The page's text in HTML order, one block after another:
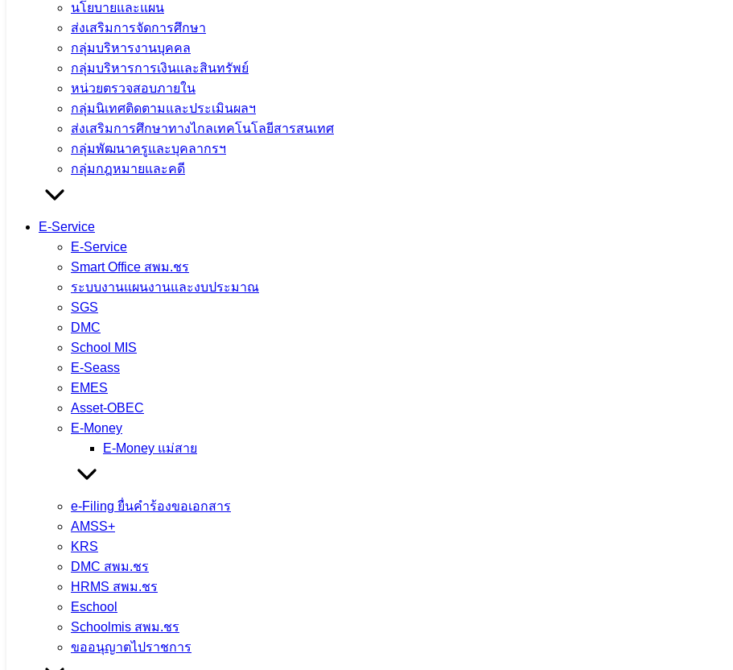
นโยบายและแผน
ส่งเสริมการจัดการศึกษา
กลุ่มบริหารงานบุคคล
กลุ่มบริหารการเงินและสินทรัพย์
หน่วยตรวจสอบภายใน
กลุ่มนิเทศติดตามและประเมินผลฯ
ส่งเสริมการศึกษาทางไกลเทคโนโลยีสารสนเทศ
กลุ่มพัฒนาครูและบุคลากรฯ
กลุ่มกฎหมายและคดี
E-Service
E-Service
Smart Office สพม.ชร
ระบบงานแผนงานและงบประมาณ
SGS
DMC
School MIS
E-Seass
EMES
Asset-OBEC
E-Money
E-Money แม่สาย
e-Filing ยื่นคำร้องขอเอกสาร
AMSS+
KRS
DMC สพม.ชร
HRMS สพม.ชร
Eschool
Schoolmis สพม.ชร
ขออนุญาตไปราชการ
จำนวนผู้ชม: 1,233
เนื้อหาอื่นๆ
การประชุมคณะกรรมการขับเคลื่อนการนำเข้าข้อมูล OIT+ ประจำปีงบประมาณ พ.ศ.